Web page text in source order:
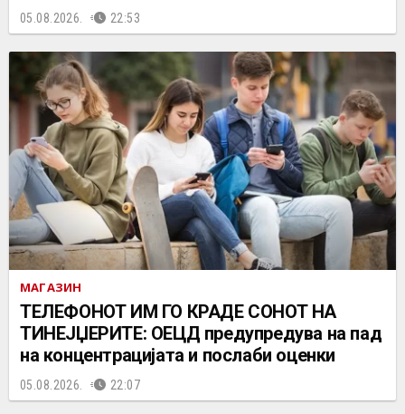
05.08.2026. 22:53
МАГАЗИН
ТЕЛЕФОНОТ ИМ ГО КРАДЕ СОНОТ НА
ТИНЕЈЏЕРИТЕ: ОЕЦД предупредува на пад
на концентрацијата и послаби оценки
05.08.2026. 22:07